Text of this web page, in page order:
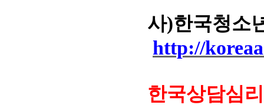
사)한국청소
http://
한국상담심